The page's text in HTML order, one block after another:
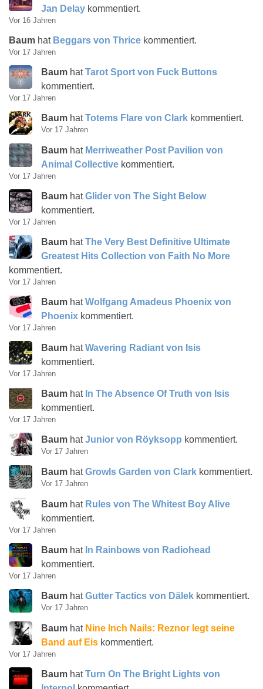
Jan Delay kommentiert.
Vor 16 Jahren
Baum hat Beggars von Thrice kommentiert.
Vor 17 Jahren
Baum hatTarot Sport von Fuck Buttons
kommentiert.
Vor 17 Jahren
Baum hatTotems Flare von Clark kommentiert.
Vor 17 Jahren
Baum hat Merriweather Post Pavilion von
Animal Collective kommentiert.
Vor 17 Jahren
Baum hatGlider von The Sight Below
kommentiert.
Vor 17 Jahren
Baum hatThe Very Best Definitive Ultimate
Greatest Hits Collection von Faith No More
kommentiert.
Vor 17 Jahren
Baum hatWolfgang Amadeus Phoenix von
Phoenix kommentiert.
Vor 17 Jahren
Baum hatWavering Radiant von Isis
kommentiert.
Vor 17 Jahren
Baum hat In The Absence Of Truth von Isis
kommentiert.
Vor 17 Jahren
Baum hatJunior von Röyksopp kommentiert.
Vor 17 Jahren
Baum hatGrowls Garden von Clark kommentiert.
Vor 17 Jahren
Baum hat Rules von The Whitest Boy Alive
kommentiert.
Vor 17 Jahren
Baum hat In Rainbows von Radiohead
kommentiert.
Vor 17 Jahren
Baum hatGutter Tactics von Dälek kommentiert.
Vor 17 Jahren
Baum hat Nine Inch Nails: Reznor legt seine
Band auf Eis kommentiert.
Vor 17 Jahren
Baum hatTurn On The Bright Lights von